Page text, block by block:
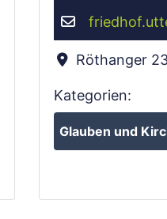
Röthanger
Kategorien:
Glauben und